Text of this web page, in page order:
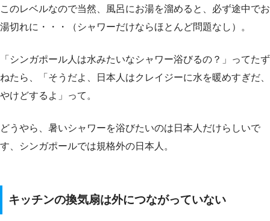
このレベルなので当然、風呂にお湯を溜めると、必ず途中でお
湯切れに・・・（シャワーだけならほとんど問題なし）。
「シンガポール人は水みたいなシャワー浴びるの？」ってたず
ねたら、「そうだよ、日本人はクレイジーに水を暖めすぎだ、
やけどするよ」って。
どうやら、暑いシャワーを浴びたいのは日本人だけらしいで
す、シンガポールでは規格外の日本人。
キッチンの換気扇は外につながっていない